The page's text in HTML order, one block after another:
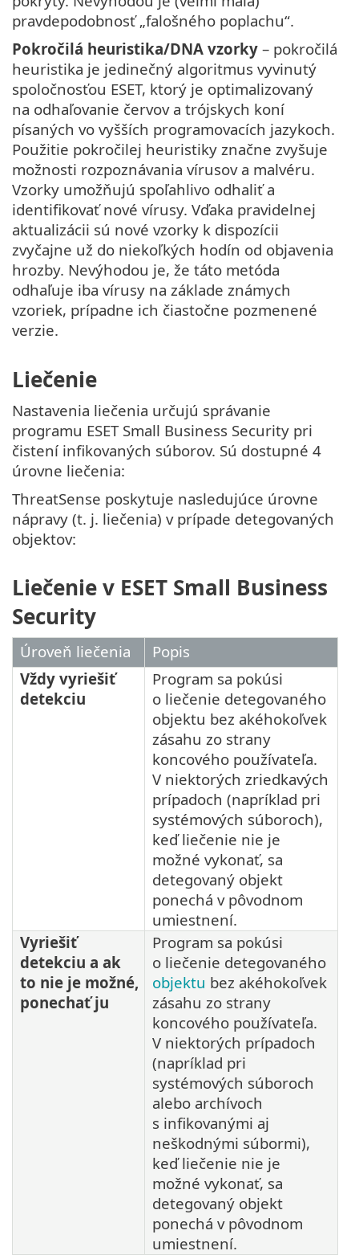
pravdepodobnosť „falošného poplachu“.
Pokročilá heuristika/DNA vzorky – pokročilá
heuristika je jedinečný algoritmus vyvinutý
spoločnosťou ESET, ktorý je optimalizovaný
na odhaľovanie červov a trójskych koní
písaných vo vyšších programovacích jazykoch.
Použitie pokročilej heuristiky značne zvyšuje
možnosti rozpoznávania vírusov a malvéru.
Vzorky umožňujú spoľahlivo odhaliť a
identifikovať nové vírusy. Vďaka pravidelnej
aktualizácii sú nové vzorky k dispozícii
zvyčajne už do niekoľkých hodín od objavenia
hrozby. Nevýhodou je, že táto metóda
odhaľuje iba vírusy na základe známych
vzoriek, prípadne ich čiastočne pozmenené
verzie.
Liečenie
Nastavenia liečenia určujú správanie
programu ESET Small Business Security pri
čistení infikovaných súborov. Sú dostupné 4
úrovne liečenia:
ThreatSense poskytuje nasledujúce úrovne
nápravy (t. j. liečenia) v prípade detegovaných
objektov:
Liečenie v ESET Small Business
Security
Úroveň liečenia
Popis
Vždy vyriešiť
detekciu
Program sa pokúsi
o liečenie detegovaného
objektu bez akéhokoľvek
zásahu zo strany
koncového používateľa.
V niektorých zriedkavých
prípadoch (napríklad pri
systémových súboroch),
keď liečenie nie je
možné vykonať, sa
detegovaný objekt
ponechá v pôvodnom
umiestnení.
Vyriešiť
detekciu a ak
to nie je možné,
ponechať ju
Program sa pokúsi
o liečenie detegovaného
objektu bez akéhokoľvek
zásahu zo strany
koncového používateľa.
V niektorých prípadoch
(napríklad pri
systémových súboroch
alebo archívoch
s infikovanými aj
neškodnými súbormi),
keď liečenie nie je
možné vykonať, sa
detegovaný objekt
ponechá v pôvodnom
umiestnení.